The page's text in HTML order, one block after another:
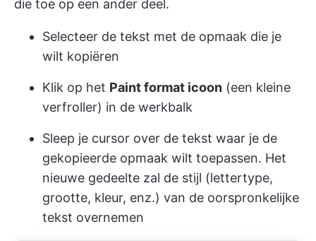
die toe op een ander deel.
Selecteer de tekst met de opmaak die je
wilt kopiëren
Klik op het Paint format icoon (een kleine
verfroller) in de werkbalk
Sleep je cursor over de tekst waar je de
gekopieerde opmaak wilt toepassen. Het
nieuwe gedeelte zal de stijl (lettertype,
grootte, kleur, enz.) van de oorspronkelijke
tekst overnemen